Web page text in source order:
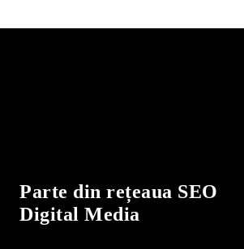
Parte din rețeaua SEO
Digital Media